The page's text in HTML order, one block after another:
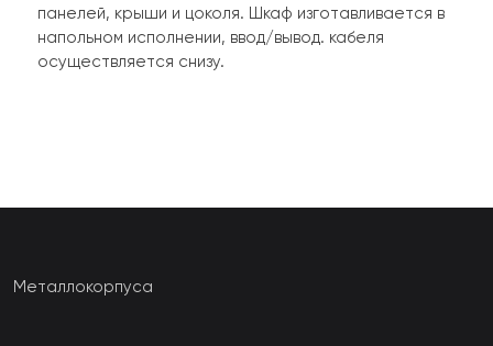
панелей, крыши и цоколя. Шкаф изготавливается в
напольном исполнении, ввод/вывод. кабеля
осуществляется снизу.
Металлокорпуса